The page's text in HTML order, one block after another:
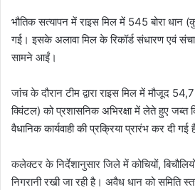
भौतिक सत्यापन में राइस मिल में 545 बोरा धान
गई। इसके अलावा मिल के रिकॉर्ड संधारण एवं
सामने आईं।
जांच के दौरान टीम द्वारा राइस मिल में मौजूद
क्विंटल) को प्रशासनिक अभिरक्षा में लेते हुए जब्त
वैधानिक कार्यवाही की प्रक्रिया प्रारंभ कर दी गई
कलेक्टर के निर्देशानुसार जिले में कोचियों,
निगरानी रखी जा रही है। अवैध धान को समिति